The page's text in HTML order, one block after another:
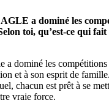
a dominé les
toi, qu’est-ce qui
a dominé les compétitions
et à son esprit de
chacun est prêt à se
vraie force.